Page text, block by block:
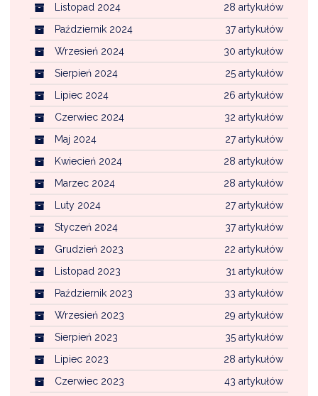
28 artykułów
Listopad 2024
37 artykułów
Październik 2024
30 artykułów
Wrzesień 2024
25 artykułów
Sierpień 2024
26 artykułów
Lipiec 2024
32 artykułów
Czerwiec 2024
27 artykułów
Maj 2024
28 artykułów
Kwiecień 2024
28 artykułów
Marzec 2024
27 artykułów
Luty 2024
37 artykułów
Styczeń 2024
22 artykułów
Grudzień 2023
31 artykułów
Listopad 2023
33 artykułów
Październik 2023
29 artykułów
Wrzesień 2023
35 artykułów
Sierpień 2023
28 artykułów
Lipiec 2023
43 artykułów
Czerwiec 2023